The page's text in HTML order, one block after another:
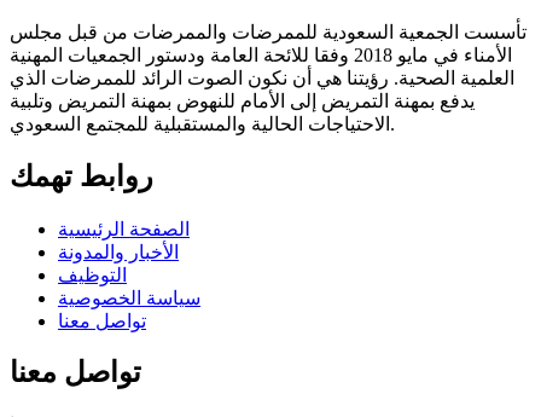
تأسست الجمعية السعودية للممرضات والممرضات من قبل مجلس
الأمناء في مايو 2018 وفقا للائحة العامة ودستور الجمعيات المهنية
العلمية الصحية. رؤيتنا هي أن نكون الصوت الرائد للممرضات الذي
يدفع بمهنة التمريض إلى الأمام للنهوض بمهنة التمريض وتلبية
الاحتياجات الحالية والمستقبلية للمجتمع السعودي.
روابط تهمك
الصفحة الرئيسية
الأخبار والمدونة
التوظيف
سياسة الخصوصية
تواصل معنا
تواصل معنا